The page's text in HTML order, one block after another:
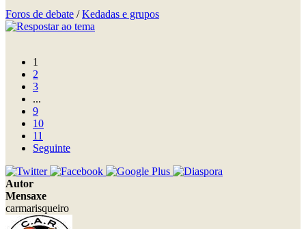
Foros de debate /Kedadas e grupos
1
2
3
...
9
10
11
Seguinte
Autor
Mensaxe
carmarisqueiro